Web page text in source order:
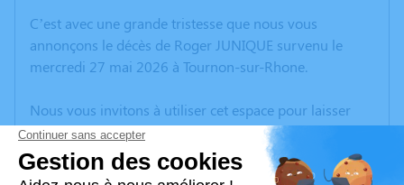
C’est avec une grande tristesse que nous vous
annonçons le décès de Roger JUNIQUE survenu le
mercredi 27 mai 2026 à Tournon-sur-Rhone.
Nous vous invitons à utiliser cet espace pour laisser
vos condoléances, partager des photos souvenirs, une
anecdote ou exprimer vos pensées à travers des
poèmes ou des textes. Cet endroit est un lieu